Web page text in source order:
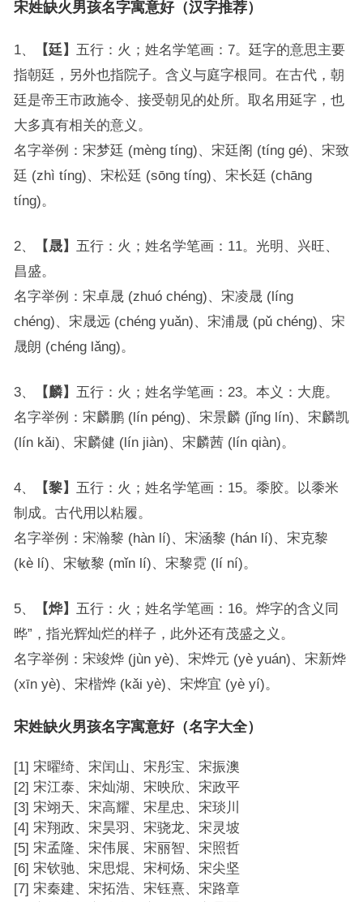
宋姓缺火男孩名字寓意好（汉字推荐）
1、 【廷】 五行：火；姓名学笔画：7。廷字的意思主要
指朝廷，另外也指院子。含义与庭字根同。在古代，朝
廷是帝王市政施令、接受朝见的处所。取名用延字，也
大多真有相关的意义。
名字举例：宋梦廷 (mèng tíng)、宋廷阁 (tíng gé)、宋致
廷 (zhì tíng)、宋松廷 (sōng tíng)、宋长廷 (chāng
tíng)。
2、 【晟】 五行：火；姓名学笔画：11。光明、兴旺、
昌盛。
名字举例：宋卓晟 (zhuó chéng)、宋凌晟 (líng
chéng)、宋晟远 (chéng yuǎn)、宋浦晟 (pǔ chéng)、宋
晟朗 (chéng lǎng)。
3、 【麟】 五行：火；姓名学笔画：23。本义：大鹿。
名字举例：宋麟鹏 (lín péng)、宋景麟 (jǐng lín)、宋麟凯
(lín kǎi)、宋麟健 (lín jiàn)、宋麟茜 (lín qiàn)。
4、 【黎】 五行：火；姓名学笔画：15。黍胶。以黍米
制成。古代用以粘履。
名字举例：宋瀚黎 (hàn lí)、宋涵黎 (hán lí)、宋克黎
(kè lí)、宋敏黎 (mǐn lí)、宋黎霓 (lí ní)。
5、 【烨】 五行：火；姓名学笔画：16。烨字的含义同
晔”，指光辉灿烂的样子，此外还有茂盛之义。
名字举例：宋竣烨 (jùn yè)、宋烨元 (yè yuán)、宋新烨
(xīn yè)、宋楷烨 (kǎi yè)、宋烨宜 (yè yí)。
宋姓缺火男孩名字寓意好（名字大全）
[1] 宋曜绮、宋闰山、宋彤宝、宋振澳
[2] 宋江泰、宋灿湖、宋映欣、宋政平
[3] 宋翊天、宋高耀、宋星忠、宋琰川
[4] 宋翔政、宋昊羽、宋骁龙、宋灵坡
[5] 宋孟隆、宋伟展、宋丽智、宋照哲
[6] 宋钦驰、宋思焜、宋柯炀、宋尖坚
[7] 宋秦建、宋拓浩、宋钰熹、宋路章